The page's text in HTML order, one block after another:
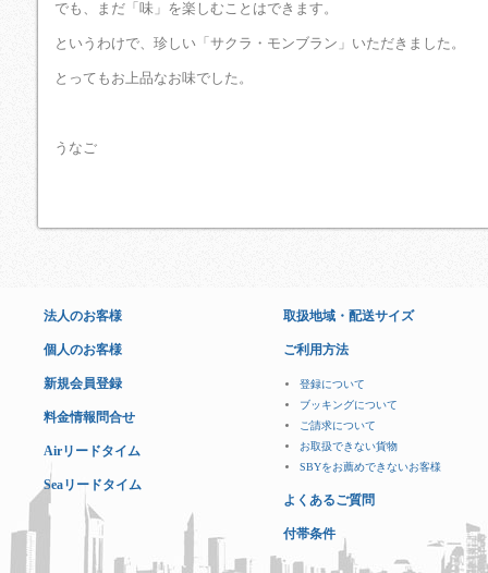
でも、まだ「味」を楽しむことはできます。
というわけで、珍しい「サクラ・モンブラン」いただきました。
とってもお上品なお味でした。
うなご
法人のお客様
個人のお客様
新規会員登録
料金情報問合せ
Airリードタイム
Seaリードタイム
取扱地域・配送サイズ
ご利用方法
登録について
ブッキングについて
ご請求について
お取扱できない貨物
SBYをお薦めできないお客様
よくあるご質問
付帯条件